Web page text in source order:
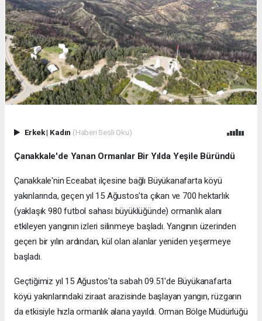
Erkek| Kadın (Haberi Sesli Oku)
Çanakkale'de Yanan Ormanlar Bir Yılda Yeşile Büründü
Çanakkale'nin Eceabat ilçesine bağlı Büyükanafarta köyü
yakınlarında, geçen yıl 15 Ağustos'ta çıkan ve 700 hektarlık
(yaklaşık 980 futbol sahası büyüklüğünde) ormanlık alanı
etkileyen yangının izleri silinmeye başladı. Yangının üzerinden
geçen bir yılın ardından, kül olan alanlar yeniden yeşermeye
başladı.
Geçtiğimiz yıl 15 Ağustos'ta sabah 09.51'de Büyükanafarta
köyü yakınlarındaki ziraat arazisinde başlayan yangın, rüzgarın
da etkisiyle hızla ormanlık alana yayıldı. Orman Bölge Müdürlüğü